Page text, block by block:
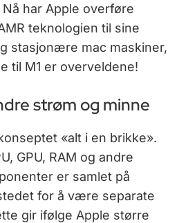
har Apple overføre
teknologien til sine
stasjonære mac maskiner,
til M1 er overveldene!
strøm og minne
«alt i en brikke».
GPU, RAM og andre
er samlet på
for å være separate
gir ifølge Apple større